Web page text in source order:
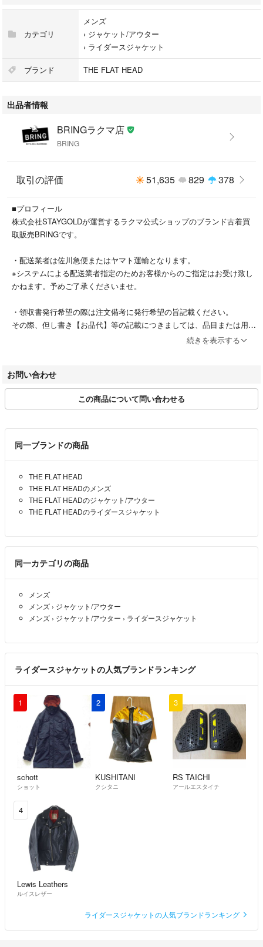
※撮影されていないダメージがある場合もございます。画像をご用意いた
しますので、お気軽にご相談くださいませ。
※商品本体の状態についての掲載となります。付属品の品質や状態は掲載
には含まない場合がございますので、ご不明点がございましたらお問合せ
くださいませ。
N…新古品：未使用または未開封品
A…中古品：使用感の少ない商品
B…中古品：使用感がある商品
≪注意事項はプロフィール欄をご覧くださいませ≫
こちらの商品はラクマ公式パートナーのBRINGによって出品されていま
す。
カテゴリ
メンズ
› ジャケット/アウター
› ライダースジャケット
ブランド THE FLAT HEAD
出品者情報
BRINGラクマ店
BRING
取引の評価 51,635 829 378
■プロフィール
株式会社STAYGOLDが運営するラクマ公式ショップのブランド古着買
取販売BRINGです。
・配送業者は佐川急便またはヤマト運輸となります。
※システムによる配送業者指定のためお客様からのご指定はお受け致し
かねます。予めご了承くださいませ。
・領収書発行希望の際は注文備考に発行希望の旨記載ください。
その際、但し書き【お品代】等の記載につきましては、品目または用途
を示すある程度の具体性を持った表記が必要となりますので、当社お取
※BRINGは個人の情報を適切に取り扱う企業として「JIS Q 15001個人
マークを取得しお客様のプライバシーを大切にお守りしております。
ご安心してお問い合わせ下さい。
・当店に不備があった場合、商品到着より5日以内に当店宛にお電話に
てご連絡をいただき、3日以内に返送手配が可能な場合お受けいたしま
す。
その場合受取評価をなさらないようお願いいたします。
※こちらのアカウントはラクマ公式パートナーの株式会社STAYGOLDに
よって運営されています。
▼特商法
https://fril.jp/ts/official/law/stg/
※ 適格請求書発行事業者登録番号T5011001099727
続きを表示する
お問い合わせ
この商品について問い合わせる
同一ブランドの商品
THE FLAT HEAD
THE FLAT HEADのメンズ
THE FLAT HEADのジャケット/アウター
THE FLAT HEADのライダースジャケット
同一カテゴリの商品
メンズ
メンズ › ジャケット/アウター
メンズ › ジャケット/アウター › ライダースジャケット
ライダースジャケットの人気ブランドランキング
1
schott
ショット
2
KUSHITANI
クシタニ
3
RS TAICHI
アールエスタイチ
4
Lewis Leathers
ルイスレザー
ライダースジャケットの人気ブランドランキング